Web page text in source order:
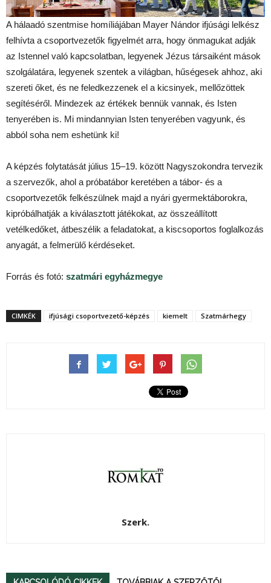
A hálaadó szentmise homíliájában Mayer Nándor ifjúsági lelkész
felhívta a csoportvezetők figyelmét arra, hogy önmagukat adják
az Istennel való kapcsolatban, legyenek Jézus társaiként mások
szolgálatára, legyenek szentek a világban, hűségesek ahhoz, aki
szereti őket, és ne feledkezzenek el a kicsinyek, mellőzöttek
segítéséről. Mindezek az értékek bennük vannak, és Isten
tenyerében is. Mi mindannyian Isten tenyerében vagyunk, és
abból soha nem eshetünk ki!
A képzés folytatását július 15–19. között Nagyszokondra tervezik
a szervezők, ahol a próbatábor keretében a tábor- és a
csoportvezetők felkészülnek majd a nyári gyermektáborokra,
kipróbálhatják a kiválasztott játékokat, az összeállított
vetélkedőket, átbeszélik a feladatokat, a kiscsoportos foglalkozás
anyagát, a felmerülő kérdéseket.
Forrás és fotó: szatmári egyházmegye
CIMKÉK ifjúsági csoportvezető-képzés kiemelt Szatmárhegy
Szerk.